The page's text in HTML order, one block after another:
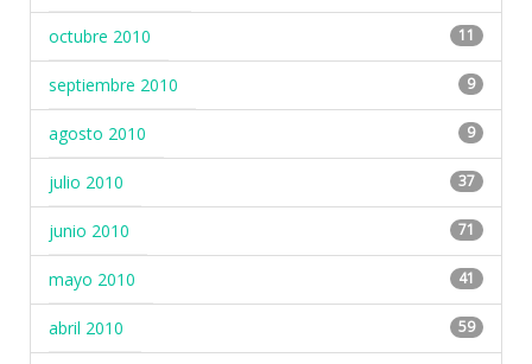
octubre 2010 11
septiembre 2010 9
agosto 2010 9
julio 2010 37
junio 2010 71
mayo 2010 41
abril 2010 59